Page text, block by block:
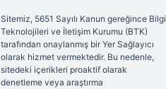
Sitemiz, 5651 Sayılı Kanun gereğince Bilgi
Teknolojileri ve İletişim Kurumu (BTK)
tarafından onaylanmış bir Yer Sağlayıcı
olarak hizmet vermektedir. Bu nedenle,
sitedeki içerikleri proaktif olarak
denetleme veya araştırma